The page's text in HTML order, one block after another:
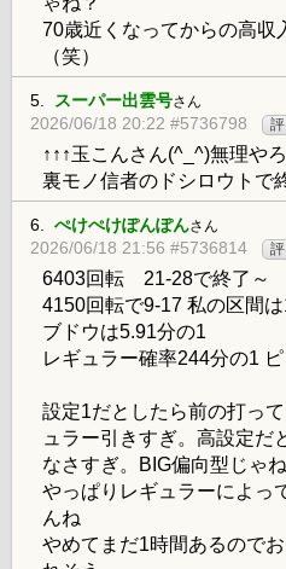
70歳近くなってからの高収
（笑）
5. スーパー出雲号さん
2026/06/18 20:22 #5736798 評
↑↑↑玉こんさん(^_^)無理や
裏モノ信者のドシロウトで
6. ぺけぺけぽんぽんさん
2026/06/18 21:56 #5736814 評
6403回転 21-28で終了～
4150回転で9-17 私の区間
ブドウは5.91分の1
レギュラー確率244分の1
設定1だとしたら前の打っ
ュラー引きすぎ。高設定だ
なさすぎ。BIG偏向型じゃ
やっぱりレギュラーによっ
んね
やめてまだ1時間あるので